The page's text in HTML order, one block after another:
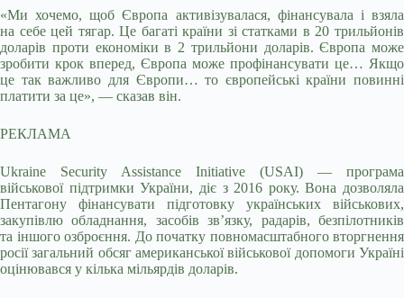
«Ми хочемо, щоб Європа активізувалася, фінансувала і взяла
на себе цей тягар. Це багаті країни зі статками в 20 трильйонів
доларів проти економіки в 2 трильйони доларів. Європа може
зробити крок вперед, Європа може профінансувати це… Якщо
це так важливо для Європи… то європейські країни повинні
платити за це», — сказав він.
РЕКЛАМА
Ukraine Security Assistance Initiative (USAI) — програма
військової підтримки України, діє з 2016 року. Вона дозволяла
Пентагону фінансувати підготовку українських військових,
закупівлю обладнання, засобів зв’язку, радарів, безпілотників
та іншого озброєння. До початку повномасштабного вторгнення
росії загальний обсяг американської військової допомоги Україні
оцінювався у кілька мільярдів доларів.